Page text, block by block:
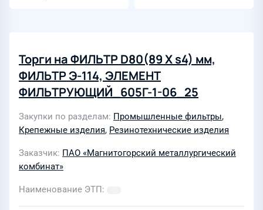
Торги на ФИЛЬТР D80(89 Х s4) мм,
ФИЛЬТР Э-114, ЭЛЕМЕНТ
ФИЛЬТРУЮЩИЙ_605Г-1-06_25
Закупки по разделам Промышленные фильтры,
Крепежные изделия, Резинотехнические изделия
Заказчик ПАО «Магнитогорский металлургический
комбинат»
Наименование ЭТП